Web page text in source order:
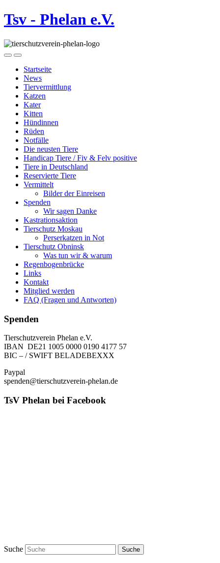
Tsv - Phelan e.V.
Startseite
News
Tiervermittlung
Katzen
Kater
Kitten
Hündinnen
Rüden
Notfälle
Die neusten Tiere
Handicap Tiere / Fiv & Felv positive
Tiere in Deutschland
Reservierte Tiere
Vermittelt
Bilder der Einreisen
Spenden
Wir sagen Danke
Kastrationsaktion
Tierschutz Moskau
Perserkatzen in Not
Tierschutz Obninsk
Was tun wir & warum
Regenbogenbrücke
Links
Kontakt
Mitglied werden
FAQ (Fragen und Antworten)
Spenden
Tierschutzverein Phelan e.V.
IBAN DE21 1005 0000 0190 4177 57
BIC – / SWIFT BELADEBEXXX
Paypal
spenden@tierschutzverein-phelan.de
TsV Phelan bei Facebook
Suche